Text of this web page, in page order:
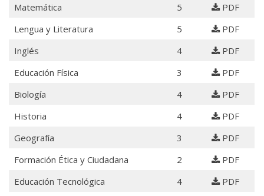
Matemática
5
PDF
Lengua y Literatura
5
PDF
Inglés
4
PDF
Educación Física
3
PDF
Biología
4
PDF
Historia
4
PDF
Geografía
3
PDF
Formación Ética y Ciudadana
2
PDF
Educación Tecnológica
4
PDF